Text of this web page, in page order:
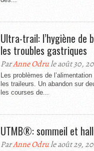
Ultra-trail: l’hygiène de
les troubles gastriques
ParAnne Odrule août 30,
Les problèmes de
les traileurs. Un abandon sur
les courses de...
UTMB®: sommeil et
ParAnne Odrule août 29,